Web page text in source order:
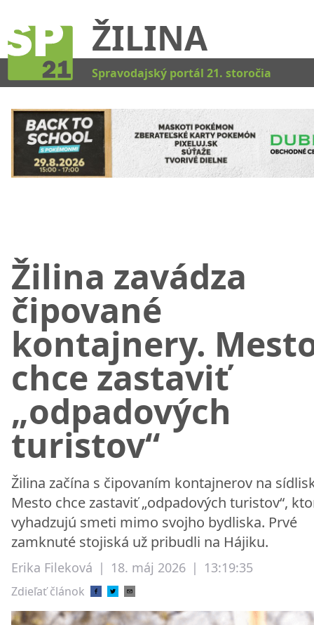
ŽILINA
Spravodajský portál 21. storočia
Žilina zavádza
čipované
kontajnery.
chce zastaviť
„odpadových
turistov“
Žilina začína s čipovaním kontajnerov na
Mesto chce zastaviť „odpadových turistov“,
vyhadzujú smeti mimo svojho bydliska. Prvé
zamknuté stojiská už pribudli na Hájiku.
Erika Fileková | 18. máj 2026 | 13:19:35
Zdieľať článok